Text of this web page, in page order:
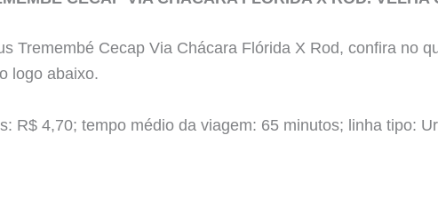
Tremembé Cecap Via Chácara Flórida X Rod, confira no
logo abaixo.
R$ 4,70; tempo médio da viagem: 65 minutos; linha tipo: